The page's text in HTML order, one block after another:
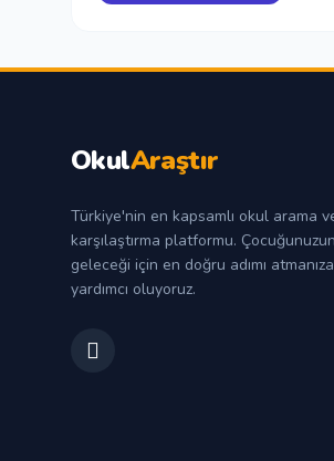
OkulAraştır
Türkiye'nin en kapsamlı okul arama
karşılaştırma platformu. Çocuğunuzun
geleceği için en doğru adımı atmanıza
yardımcı oluyoruz.